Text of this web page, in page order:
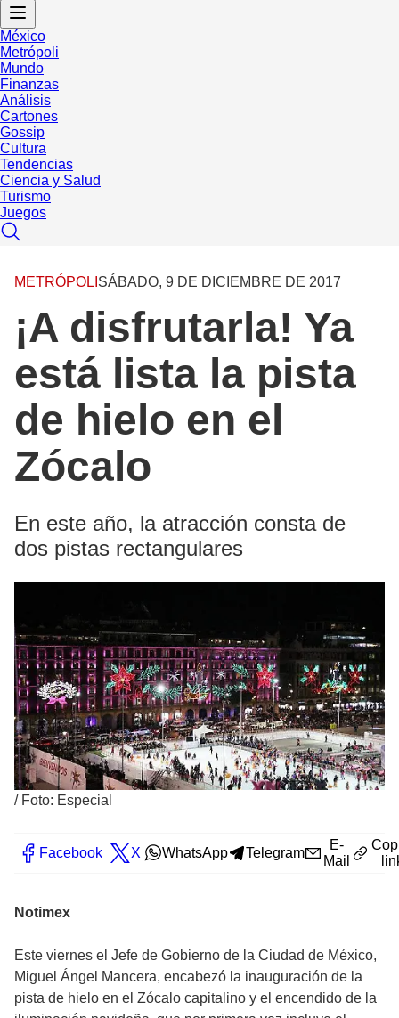
México
Metrópoli
Mundo
Finanzas
Análisis
Cartones
Gossip
Cultura
Tendencias
Ciencia y Salud
Turismo
Juegos
METRÓPOLI SÁBADO, 9 DE DICIEMBRE DE 2017
¡A disfrutarla! Ya
está lista la pista
de hielo en el
Zócalo
En este año, la atracción consta de
dos pistas rectangulares
/ Foto: Especial
Facebook X WhatsApp Telegram
E-
Mail
Notimex
Este viernes el Jefe de Gobierno de la Ciudad de México,
Miguel Ángel Mancera, encabezó la inauguración de la
pista de hielo en el Zócalo capitalino y el encendido de la